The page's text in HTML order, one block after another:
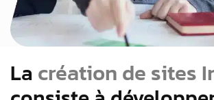
La création de sites